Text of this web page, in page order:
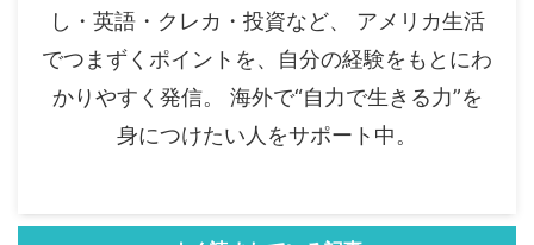
し・英語・クレカ・投資など、 アメリカ生活
でつまずくポイントを、自分の経験をもとにわ
かりやすく発信。 海外で“自力で生きる力”を
身につけたい人をサポート中。